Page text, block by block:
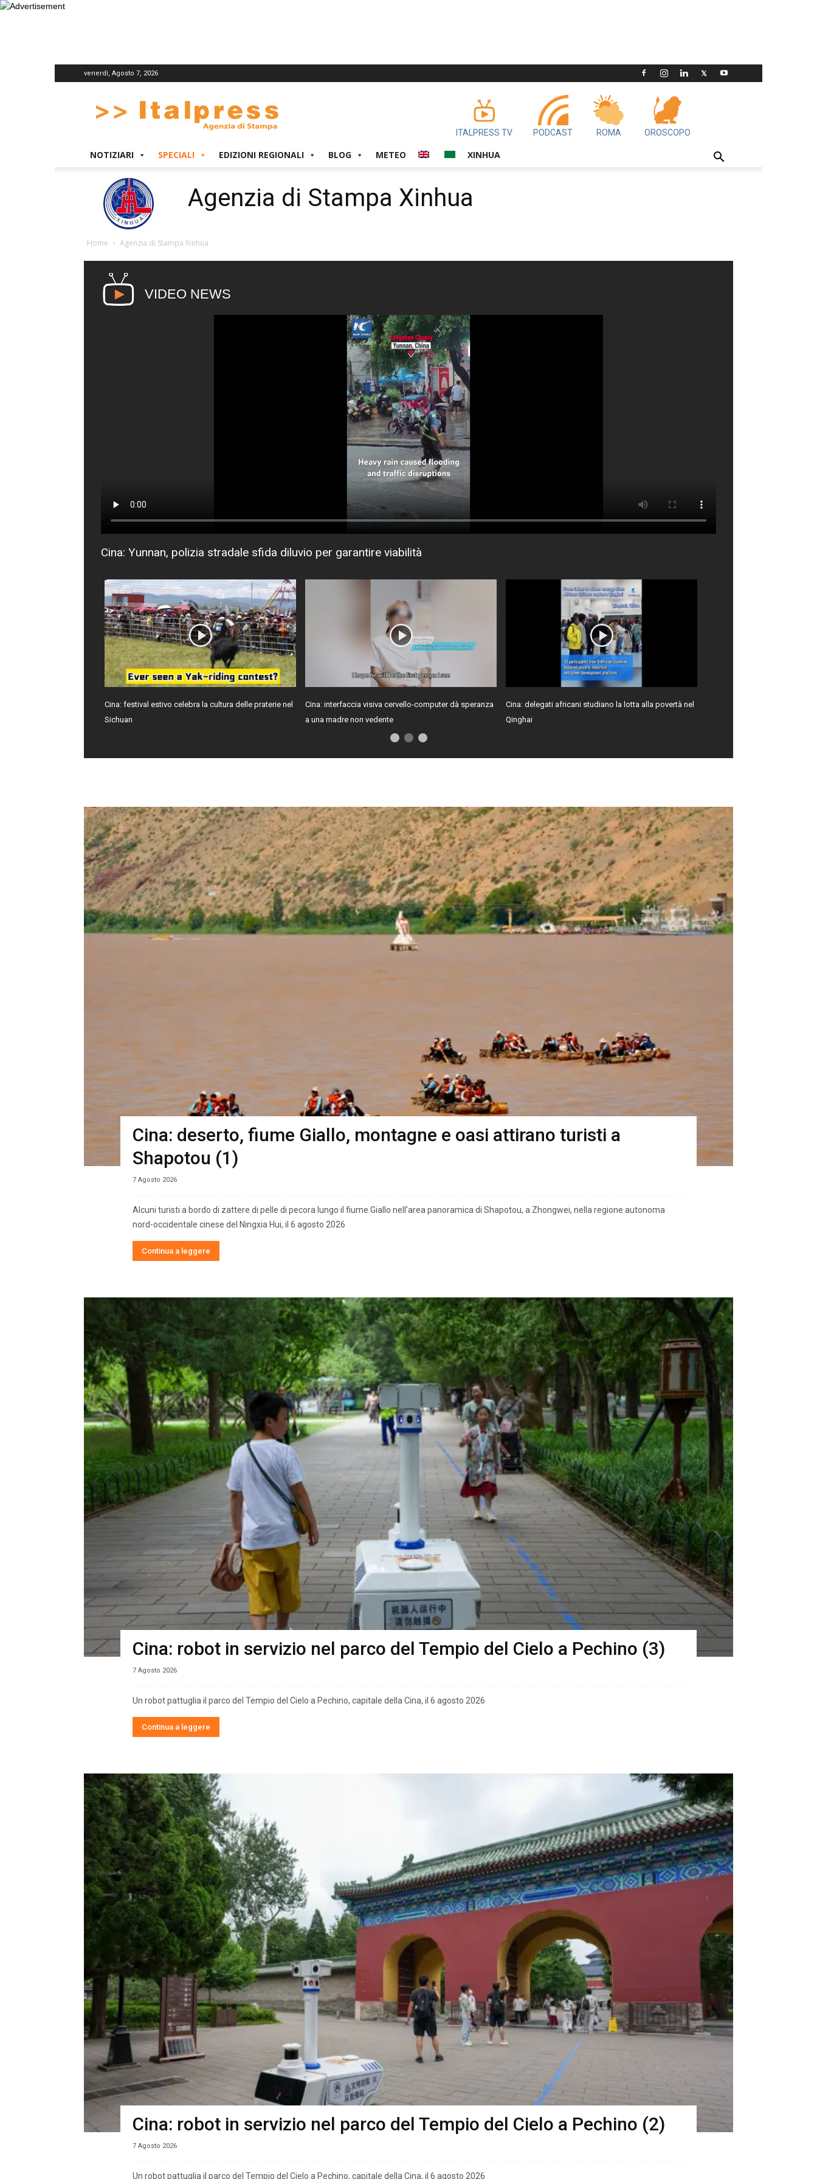
venerdì, Agosto 7, 2026
ITALPRESS TV PODCAST ROMA OROSCOPO
NOTIZIARI SPECIALI EDIZIONI REGIONALI BLOG METEO XINHUA
Agenzia di Stampa Xinhua
Home Agenzia di Stampa Xinhua
VIDEO NEWS
Cina: Yunnan, polizia stradale sfida diluvio per garantire viabilità
Cina: festival estivo celebra la cultura delle praterie nel
Sichuan
Cina: interfaccia visiva cervello-computer dà speranza
a una madre non vedente
Cina: delegati africani studiano la lotta alla povertà nel
Qinghai
Cina: deserto, fiume Giallo, montagne e oasi attirano turisti a
Shapotou (1)
7 Agosto 2026
Alcuni turisti a bordo di zattere di pelle di pecora lungo il fiume Giallo nell'area panoramica di Shapotou, a Zhongwei, nella regione autonoma
nord-occidentale cinese del Ningxia Hui, il 6 agosto 2026
Continua a leggere
Cina: robot in servizio nel parco del Tempio del Cielo a Pechino (3)
7 Agosto 2026
Un robot pattuglia il parco del Tempio del Cielo a Pechino, capitale della Cina, il 6 agosto 2026
Continua a leggere
Cina: robot in servizio nel parco del Tempio del Cielo a Pechino (2)
7 Agosto 2026
Un robot pattuglia il parco del Tempio del Cielo a Pechino, capitale della Cina, il 6 agosto 2026